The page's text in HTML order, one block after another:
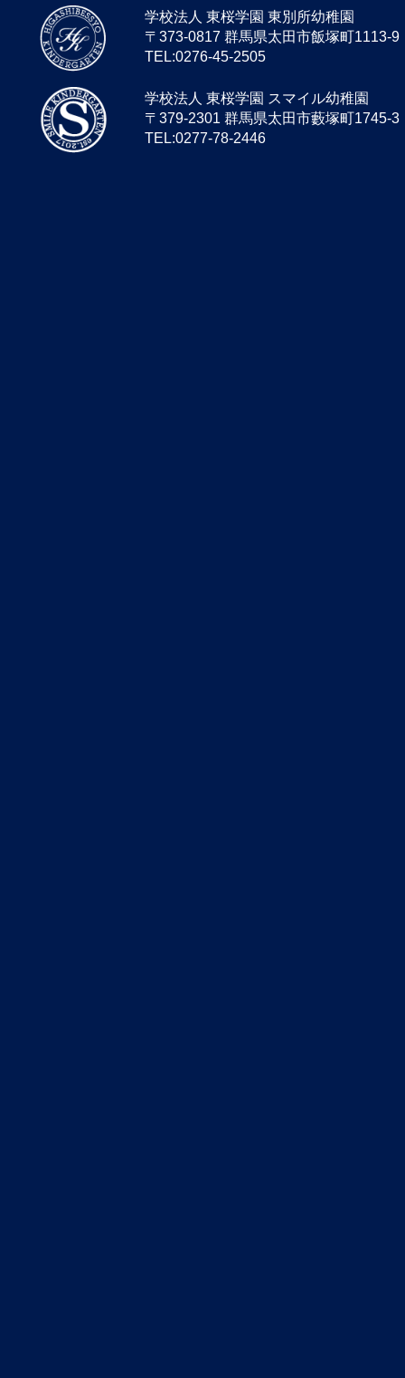
学校法人 東桜学園 東別所幼稚園
〒373-0817 群馬県太田市飯塚町1113-9
TEL:0276-45-2505
学校法人 東桜学園 スマイル幼稚園
〒379-2301 群馬県太田市藪塚町1745-3
TEL:0277-78-2446